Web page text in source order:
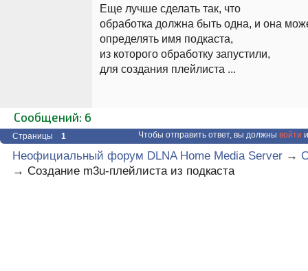
Еще лучше сделать так, что
обработка должна быть одна, и она
определять имя подкаста,
из которого обработку запустили,
для создания плейлиста ...
Сообщений: 6
Страницы 1 Чтобы отправить ответ, вы должны войти
Неофициальный форум DLNA Home Media Server →
→Создание m3u-плейлиста из подкаста